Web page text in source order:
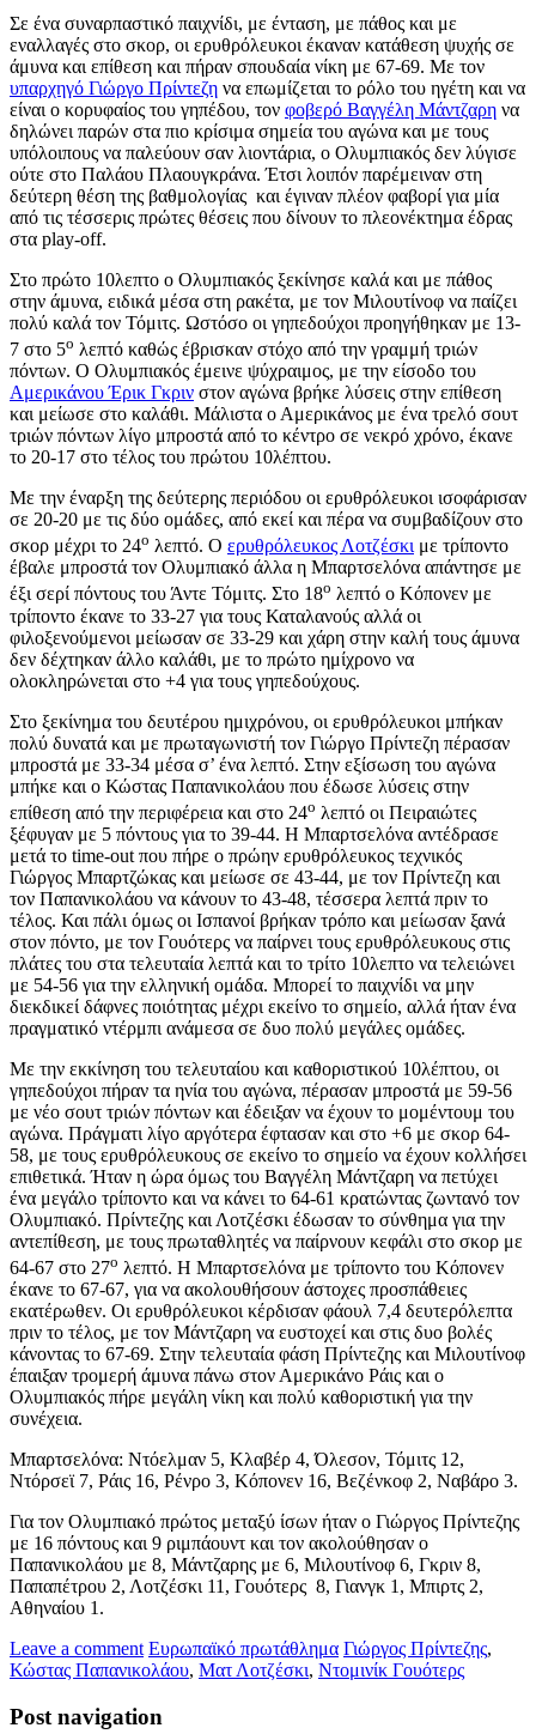
Σε ένα συναρπαστικό παιχνίδι, με ένταση, με πάθος και με
εναλλαγές στο σκορ, οι ερυθρόλευκοι έκαναν κατάθεση ψυχής σε
άμυνα και επίθεση και πήραν σπουδαία νίκη με 67-69. Με τον
υπαρχηγό Γιώργο Πρίντεζη να επωμίζεται το ρόλο του ηγέτη και να
είναι ο κορυφαίος του γηπέδου, τον φοβερό Βαγγέλη Μάντζαρη να
δηλώνει παρών στα πιο κρίσιμα σημεία του αγώνα και με τους
υπόλοιπους να παλεύουν σαν λιοντάρια, ο Ολυμπιακός δεν λύγισε
ούτε στο Παλάου Πλαουγκράνα. Έτσι λοιπόν παρέμειναν στη
δεύτερη θέση της βαθμολογίας και έγιναν πλέον φαβορί για μία
από τις τέσσερις πρώτες θέσεις που δίνουν το πλεονέκτημα έδρας
στα play-off.
Στο πρώτο 10λεπτο ο Ολυμπιακός ξεκίνησε καλά και με πάθος
στην άμυνα, ειδικά μέσα στη ρακέτα, με τον Μιλουτίνοφ να παίζει
πολύ καλά τον Τόμιτς. Ωστόσο οι γηπεδούχοι προηγήθηκαν με 13-
7 στο 5ο λεπτό καθώς έβρισκαν στόχο από την γραμμή τριών
πόντων. Ο Ολυμπιακός έμεινε ψύχραιμος, με την είσοδο του
Αμερικάνου Έρικ Γκριν στον αγώνα βρήκε λύσεις στην επίθεση
και μείωσε στο καλάθι. Μάλιστα ο Αμερικάνος με ένα τρελό σουτ
τριών πόντων λίγο μπροστά από το κέντρο σε νεκρό χρόνο, έκανε
το 20-17 στο τέλος του πρώτου 10λέπτου.
Με την έναρξη της δεύτερης περιόδου οι ερυθρόλευκοι ισοφάρισαν
σε 20-20 με τις δύο ομάδες, από εκεί και πέρα να συμβαδίζουν στο
σκορ μέχρι το 24ο λεπτό. Ο ερυθρόλευκος Λοτζέσκι με τρίποντο
έβαλε μπροστά τον Ολυμπιακό άλλα η Μπαρτσελόνα απάντησε με
έξι σερί πόντους του Άντε Τόμιτς. Στο 18ο λεπτό ο Κόπονεν με
τρίποντο έκανε το 33-27 για τους Καταλανούς αλλά οι
φιλοξενούμενοι μείωσαν σε 33-29 και χάρη στην καλή τους άμυνα
δεν δέχτηκαν άλλο καλάθι, με το πρώτο ημίχρονο να
ολοκληρώνεται στο +4 για τους γηπεδούχους.
Στο ξεκίνημα του δευτέρου ημιχρόνου, οι ερυθρόλευκοι μπήκαν
πολύ δυνατά και με πρωταγωνιστή τον Γιώργο Πρίντεζη πέρασαν
μπροστά με 33-34 μέσα σ’ ένα λεπτό. Στην εξίσωση του αγώνα
μπήκε και ο Κώστας Παπανικολάου που έδωσε λύσεις στην
επίθεση από την περιφέρεια και στο 24ο λεπτό οι Πειραιώτες
ξέφυγαν με 5 πόντους για το 39-44. Η Μπαρτσελόνα αντέδρασε
μετά το time-out που πήρε ο πρώην ερυθρόλευκος τεχνικός
Γιώργος Μπαρτζώκας και μείωσε σε 43-44, με τον Πρίντεζη και
τον Παπανικολάου να κάνουν το 43-48, τέσσερα λεπτά πριν το
τέλος. Και πάλι όμως οι Ισπανοί βρήκαν τρόπο και μείωσαν ξανά
στον πόντο, με τον Γουότερς να παίρνει τους ερυθρόλευκους στις
πλάτες του στα τελευταία λεπτά και το τρίτο 10λεπτο να τελειώνει
με 54-56 για την ελληνική ομάδα. Μπορεί το παιχνίδι να μην
διεκδικεί δάφνες ποιότητας μέχρι εκείνο το σημείο, αλλά ήταν ένα
πραγματικό ντέρμπι ανάμεσα σε δυο πολύ μεγάλες ομάδες.
Με την εκκίνηση του τελευταίου και καθοριστικού 10λέπτου, οι
γηπεδούχοι πήραν τα ηνία του αγώνα, πέρασαν μπροστά με 59-56
με νέο σουτ τριών πόντων και έδειξαν να έχουν το μομέντουμ του
αγώνα. Πράγματι λίγο αργότερα έφτασαν και στο +6 με σκορ 64-
58, με τους ερυθρόλευκους σε εκείνο το σημείο να έχουν κολλήσει
επιθετικά. Ήταν η ώρα όμως του Βαγγέλη Μάντζαρη να πετύχει
ένα μεγάλο τρίποντο και να κάνει το 64-61 κρατώντας ζωντανό τον
Ολυμπιακό. Πρίντεζης και Λοτζέσκι έδωσαν το σύνθημα για την
αντεπίθεση, με τους πρωταθλητές να παίρνουν κεφάλι στο σκορ με
64-67 στο 27ο λεπτό. Η Μπαρτσελόνα με τρίποντο του Κόπονεν
έκανε το 67-67, για να ακολουθήσουν άστοχες προσπάθειες
εκατέρωθεν. Οι ερυθρόλευκοι κέρδισαν φάουλ 7,4 δευτερόλεπτα
πριν το τέλος, με τον Μάντζαρη να ευστοχεί και στις δυο βολές
κάνοντας το 67-69. Στην τελευταία φάση Πρίντεζης και Μιλουτίνοφ
έπαιξαν τρομερή άμυνα πάνω στον Αμερικάνο Ράις και ο
Ολυμπιακός πήρε μεγάλη νίκη και πολύ καθοριστική για την
συνέχεια.
Μπαρτσελόνα: Ντόελμαν 5, Κλαβέρ 4, Όλεσον, Τόμιτς 12,
Ντόρσεϊ 7, Ράις 16, Ρένρο 3, Κόπονεν 16, Βεζένκοφ 2, Ναβάρο 3.
Για τον Ολυμπιακό πρώτος μεταξύ ίσων ήταν ο Γιώργος Πρίντεζης
με 16 πόντους και 9 ριμπάουντ και τον ακολούθησαν ο
Παπανικολάου με 8, Μάντζαρης με 6, Μιλουτίνοφ 6, Γκριν 8,
Παπαπέτρου 2, Λοτζέσκι 11, Γουότερς 8, Γιανγκ 1, Μπιρτς 2,
Αθηναίου 1.
Leave a comment Ευρωπαϊκό πρωτάθλημα Γιώργος Πρίντεζης,
Κώστας Παπανικολάου, Ματ Λοτζέσκι, Ντομινίκ Γουότερς
Post navigation